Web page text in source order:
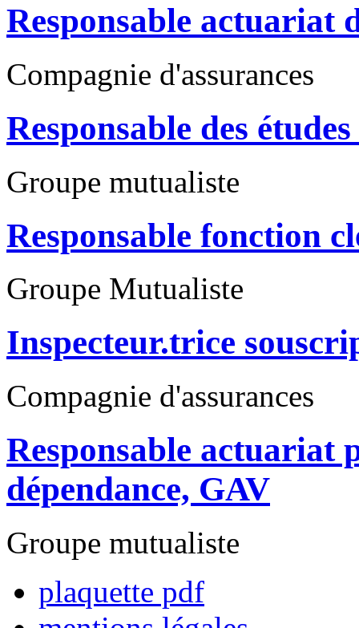
Responsable actuariat
Compagnie d'assurances
Responsable des
Groupe mutualiste
Responsable fonction
Groupe Mutualiste
Inspecteur.trice
Compagnie d'assurances
Responsable actuariat
dépendance, GAV
Groupe mutualiste
plaquette pdf